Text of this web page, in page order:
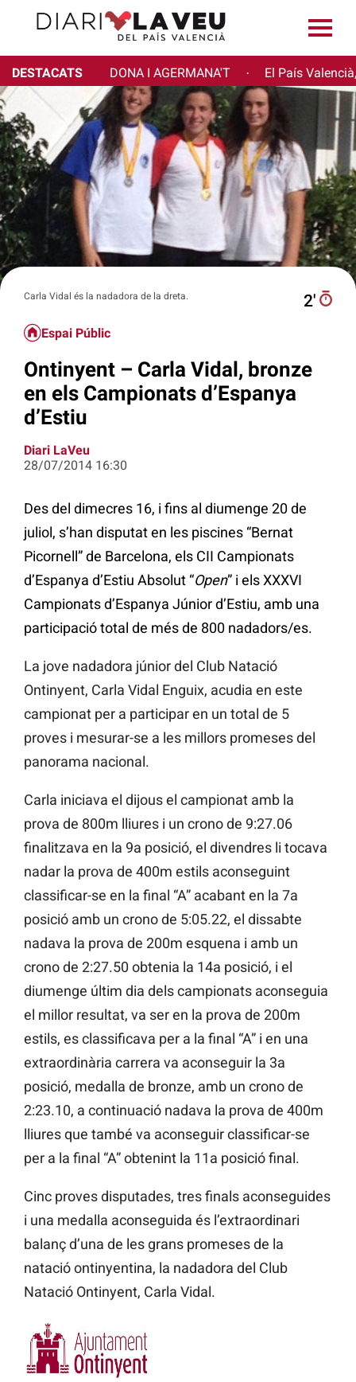
DESTACATS DONA I AGERMANA'T · El País
Carla Vidal és la nadadora de la dreta. 2′
Espai Públic
Ontinyent – Carla Vidal, bronze
en els Campionats d’Espanya
d’Estiu
Diari LaVeu
28/07/2014 16:30
Des del dimecres 16, i fins al diumenge 20 de
juliol, s’han disputat en les piscines “Bernat
Picornell” de Barcelona, els CII Campionats
d’Espanya d’Estiu Absolut “Open” i els XXXVI
Campionats d’Espanya Júnior d’Estiu, amb una
participació total de més de 800 nadadors/es.
La jove nadadora júnior del Club Natació
Ontinyent, Carla Vidal Enguix, acudia en este
campionat per a participar en un total de 5
proves i mesurar-se a les millors promeses del
panorama nacional.
Carla iniciava el dijous el campionat amb la
prova de 800m lliures i un crono de 9:27.06
finalitzava en la 9a posició, el divendres li tocava
nadar la prova de 400m estils aconseguint
classificar-se en la final “A” acabant en la 7a
posició amb un crono de 5:05.22, el dissabte
nadava la prova de 200m esquena i amb un
crono de 2:27.50 obtenia la 14a posició, i el
diumenge últim dia dels campionats aconseguia
el millor resultat, va ser en la prova de 200m
estils, es classificava per a la final “A” i en una
extraordinària carrera va aconseguir la 3a
posició, medalla de bronze, amb un crono de
2:23.10, a continuació nadava la prova de 400m
lliures que també va aconseguir classificar-se
per a la final “A” obtenint la 11a posició final.
Cinc proves disputades, tres finals aconseguides
i una medalla aconseguida és l’extraordinari
balanç d’una de les grans promeses de la
natació ontinyentina, la nadadora del Club
Natació Ontinyent, Carla Vidal.